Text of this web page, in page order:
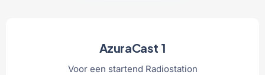
AzuraCast 1
Voor een startend Radiostation